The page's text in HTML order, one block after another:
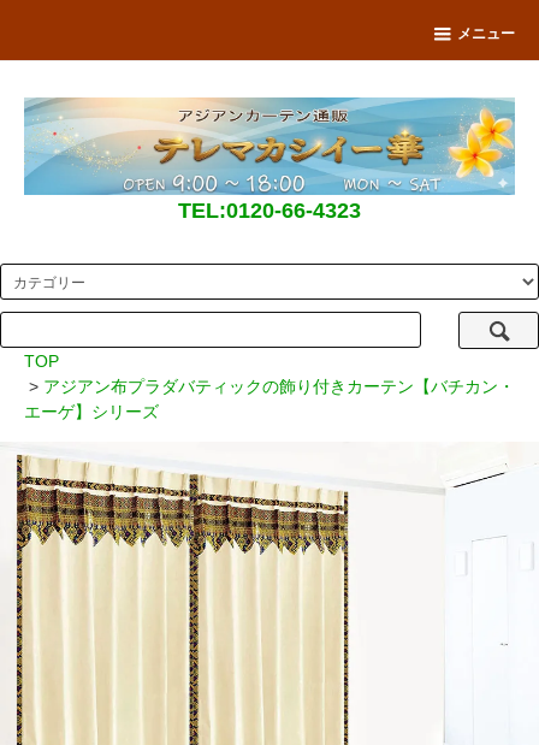
メニュー
TEL:0120-66-4323
TOP
> アジアン布プラダバティックの飾り付きカーテン【バチカン・
エーゲ】シリーズ